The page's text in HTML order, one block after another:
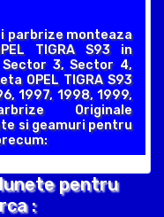
parbrize monteaza
TIGRA S93 in
3, Sector 4,
OPEL TIGRA S93
1997, 1998, 1999,
Originale
si geamuri pentru
pentru
: